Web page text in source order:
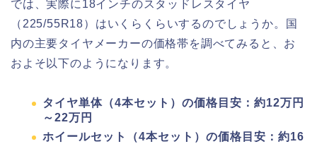
では、実際に18インチのスタッドレスタイヤ
（225/55R18）はいくらくらいするのでしょうか。国
内の主要タイヤメーカーの価格帯を調べてみると、お
およそ以下のようになります。
タイヤ単体（4本セット）の価格目安：約12万円
～22万円
ホイールセット（4本セット）の価格目安：約16